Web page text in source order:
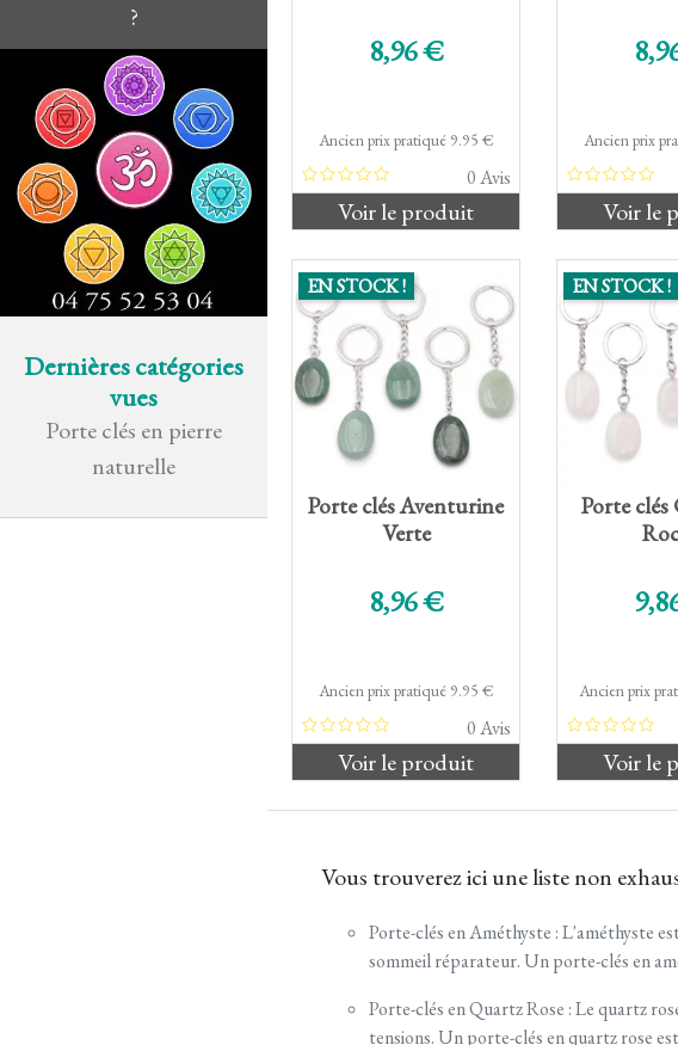
?
Dernières catégories
vues
Porte clés en pierre
naturelle
Prix de base
8,96 €
Ancien prix pratiqué 9.95 €
0 Avis
Voir le produit
Prix
Ancien prix
Voir le
Porte clés Aventurine
Verte
Prix de base
8,96 €
Ancien prix pratiqué 9.95 €
0 Avis
EN STOCK !
Voir le produit
Porte clés
Prix
Ancien prix
EN STOCK !
Voir le
Vous trouverez ici une liste non
Porte-clés en Améthyste : L'améthyste
sommeil réparateur. Un porte-clés en
Porte-clés en Quartz Rose : Le quartz
tensions. Un porte-clés en quartz rose